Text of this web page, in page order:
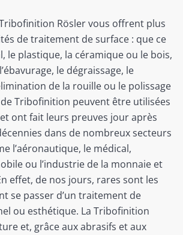
Rösler vous offrent plus
de traitement de surface : que ce
le plastique, la céramique ou le bois,
le dégraissage, le
de la rouille ou le polissage
Tribofinition peuvent être utilisées
ont fait leurs preuves jour après
dans de nombreux secteurs
l’aéronautique, le médical,
ou l’industrie de la monnaie et
effet, de nos jours, rares sont les
se passer d’un traitement de
ou esthétique. La Tribofinition
et, grâce aux abrasifs et aux